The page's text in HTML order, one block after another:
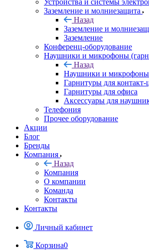
Устройства и системы
Заземление и молниезащита
Назад
Заземление и
Заземление
Конференц-оборудование
Наушники и микрофоны
Назад
Наушники и микрофоны
Гарнитуры для контакт-
Гарнитуры для офиса
Аксессуары для
Телефония
Прочее оборудование
Акции
Блог
Бренды
Компания
Назад
Компания
О компании
Команда
Контакты
Контакты
Личный кабинет
Корзина0